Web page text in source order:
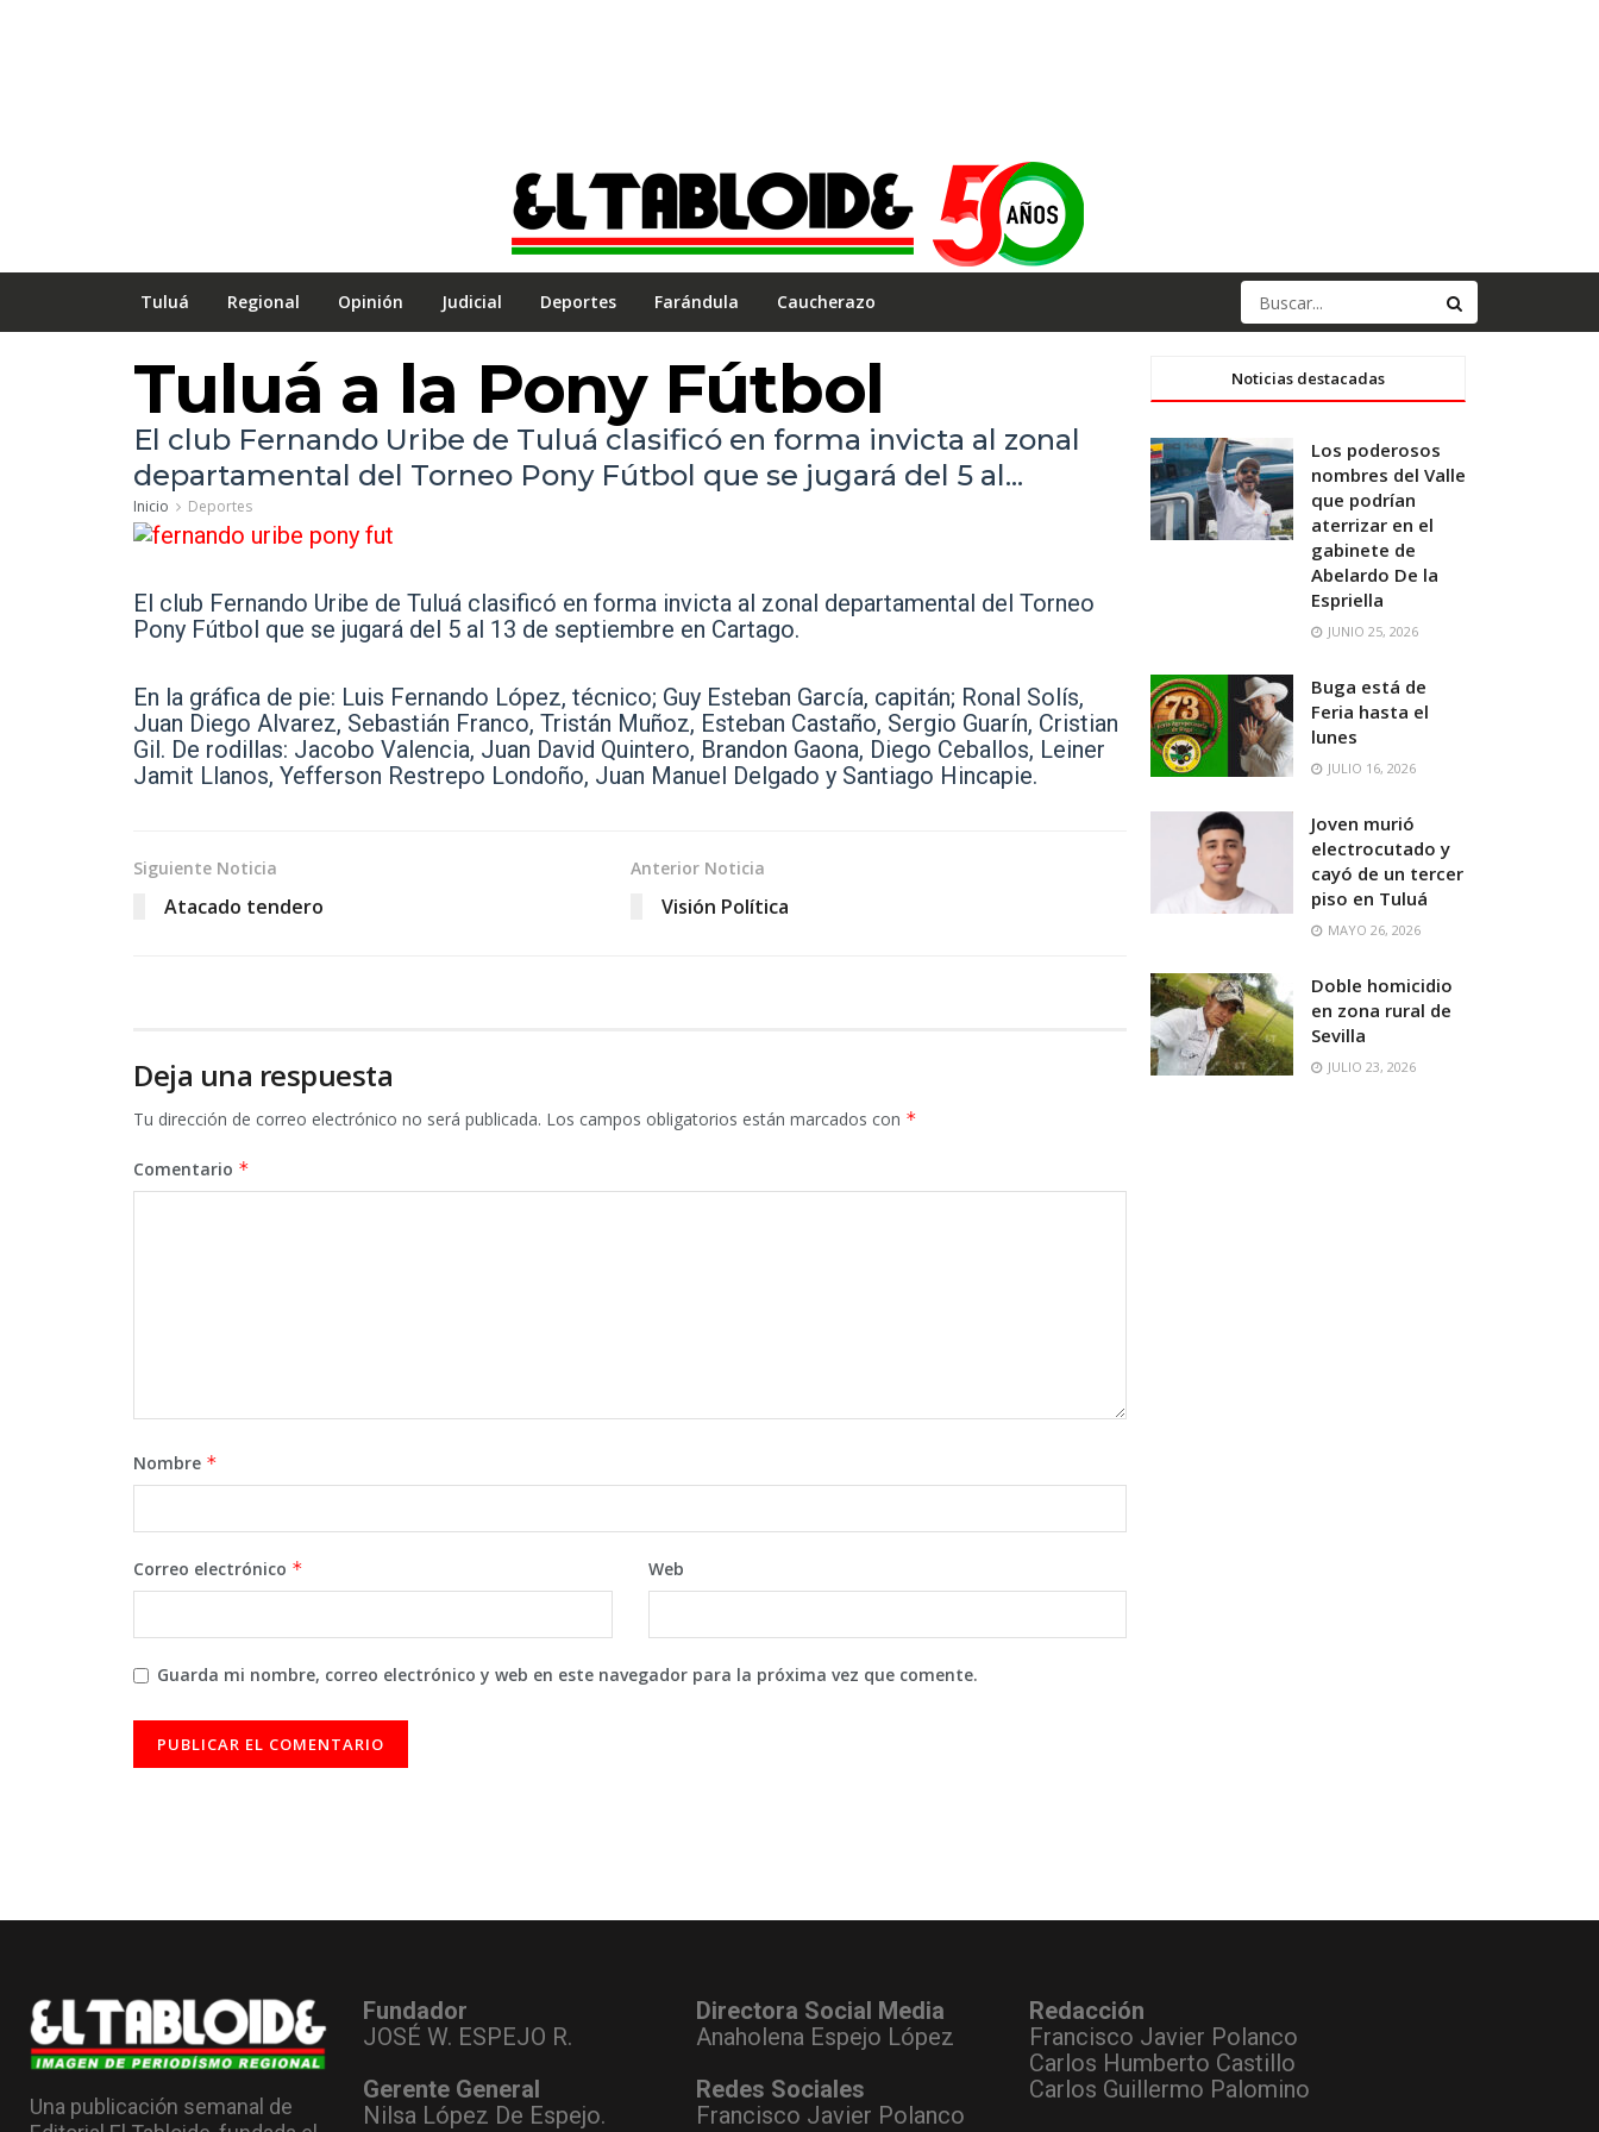
Tuluá Regional Opinión Judicial Deportes Farándula Caucherazo
Tuluá a la Pony Fútbol
El club Fernando Uribe de Tuluá clasificó en forma invicta al zonal
departamental del Torneo Pony Fútbol que se jugará del 5 al...
Inicio Deportes
El club Fernando Uribe de Tuluá clasificó en forma invicta al zonal departamental del Torneo
Pony Fútbol que se jugará del 5 al 13 de septiembre en Cartago.
En la gráfica de pie: Luis Fernando López, técnico; Guy Esteban García, capitán; Ronal Solís,
Juan Diego Alvarez, Sebastián Franco, Tristán Muñoz, Esteban Castaño, Sergio Guarín, Cristian
Gil. De rodillas: Jacobo Valencia, Juan David Quintero, Brandon Gaona, Diego Ceballos, Leiner
Jamit Llanos, Yefferson Restrepo Londoño, Juan Manuel Delgado y Santiago Hincapie.
Siguiente Noticia
Atacado tendero
Anterior Noticia
Visión Política
Deja una respuesta
Tu dirección de correo electrónico no será publicada. Los campos obligatorios están marcados con *
Comentario *
Nombre *
Correo electrónico * Web
Guarda mi nombre, correo electrónico y web en este navegador para la próxima vez que comente.
Noticias destacadas
Los poderosos
nombres del Valle
que podrían
aterrizar en el
gabinete de
Abelardo De la
Espriella
JUNIO 25, 2026
Buga está de
Feria hasta el
lunes
JULIO 16, 2026
Joven murió
electrocutado y
cayó de un tercer
piso en Tuluá
MAYO 26, 2026
Doble homicidio
en zona rural de
Sevilla
JULIO 23, 2026
Una publicación semanal de
Fundador
JOSÉ W. ESPEJO R.
Gerente General
Nilsa López De Espejo.
Directora Social Media
Anaholena Espejo López
Redes Sociales
Francisco Javier Polanco
Redacción
Francisco Javier Polanco
Carlos Humberto Castillo
Carlos Guillermo Palomino